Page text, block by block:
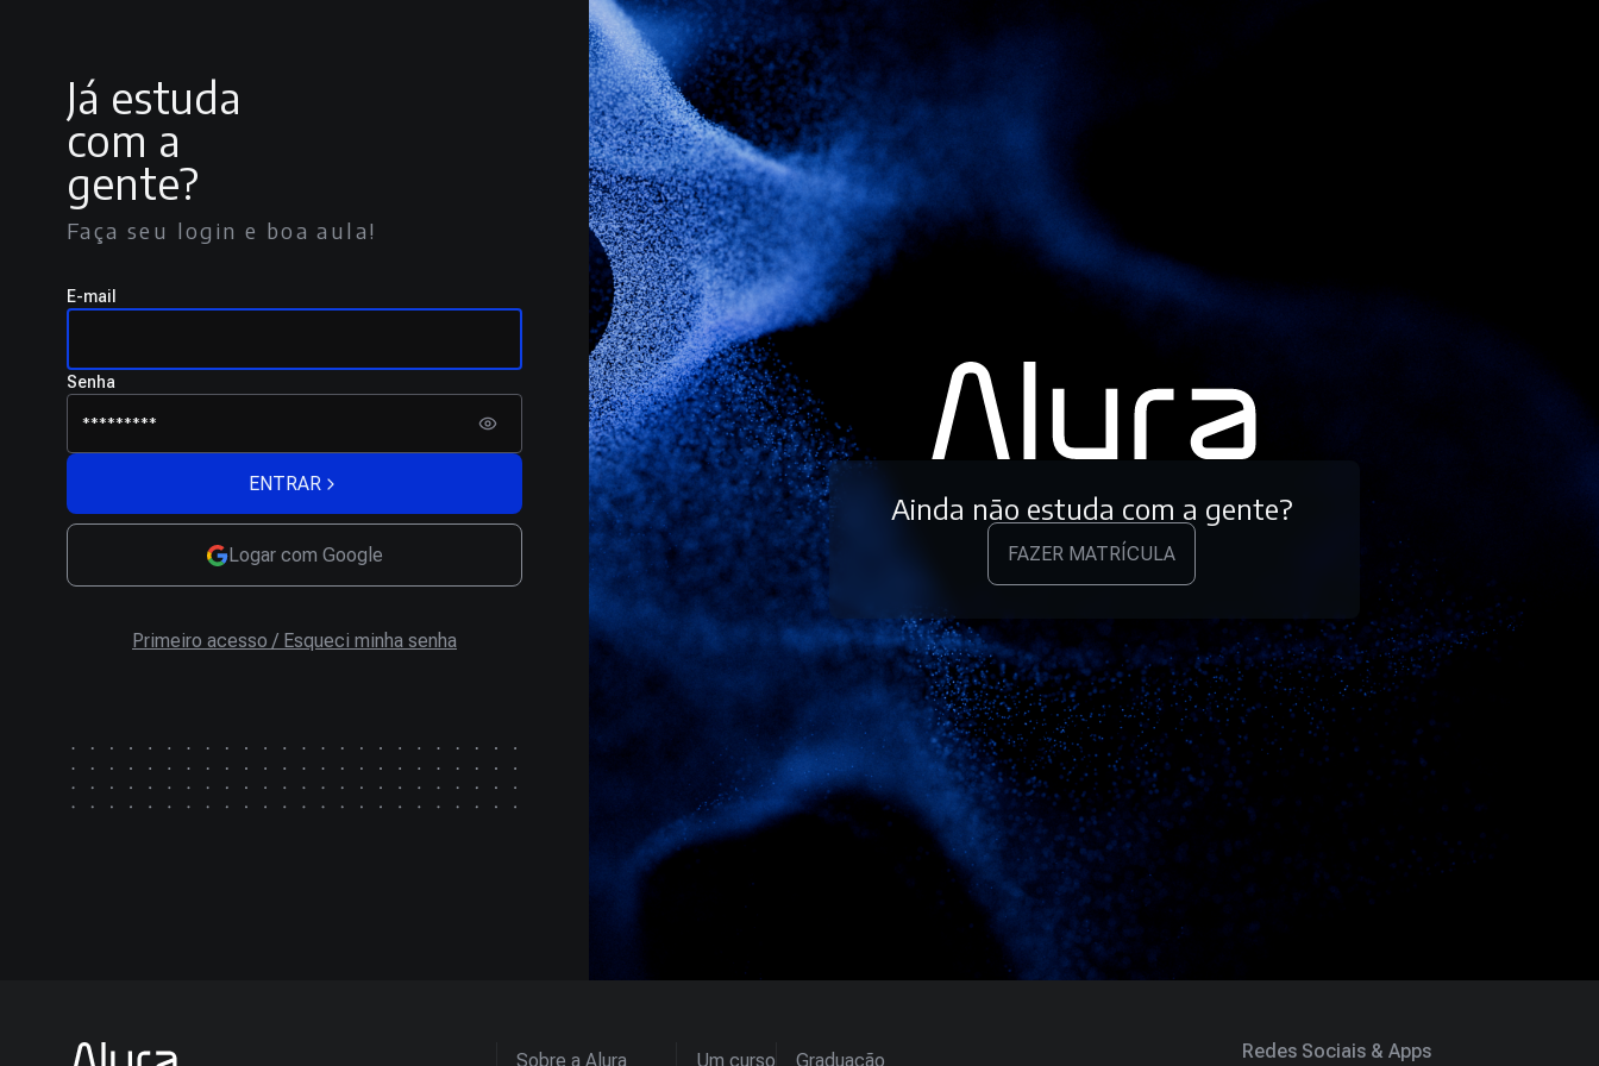
Já estuda
com a
gente?
Faça seu login e boa aula!
E-mail
Senha
ENTRAR
Logar com Google
Primeiro acesso / Esqueci minha senha
Ainda não estuda com a gente?
FAZER MATRÍCULA
Sobre a Alura Um curso Graduação Redes Sociais & Apps